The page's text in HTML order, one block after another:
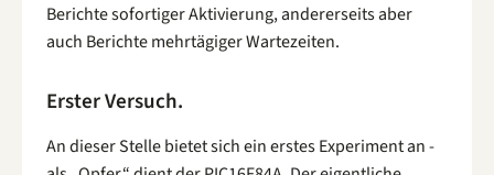
Berichte sofortiger Aktivierung, andererseits aber
auch Berichte mehrtägiger Wartezeiten.
Erster Versuch.
An dieser Stelle bietet sich ein erstes Experiment an -